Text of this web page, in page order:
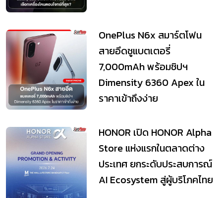
OnePlus N6x สมาร์ตโฟน
สายอึดชูแบตเตอรี่
7,000mAh พร้อมชิปฯ
Dimensity 6360 Apex ใน
ราคาเข้าถึงง่าย
HONOR เปิด HONOR Alpha
Store แห่งแรกในตลาดต่าง
ประเทศ ยกระดับประสบการณ์
AI Ecosystem สู่ผู้บริโภคไทย